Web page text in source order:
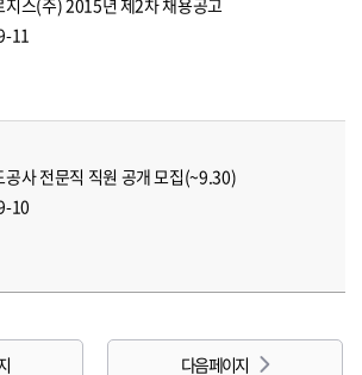
지스(주) 2015년 제2차 채용공고
11
공사 전문직 직원 공개 모집(~9.30)
10
다음 페이지